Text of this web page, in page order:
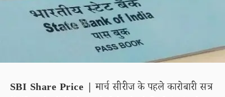
SBI Share Price | मार्च सीरीज के पहले कारोबारी सत्र